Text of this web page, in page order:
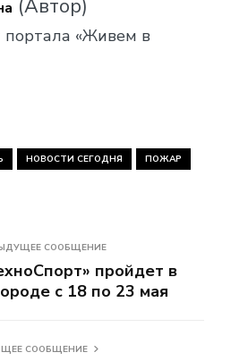
(Автор)
портала «Живем в
НОВОСТИ СЕГОДНЯ ПОЖАР
СООБЩЕНИЕ
пройдет в
с 18 по 23 мая
СООБЩЕНИЕ